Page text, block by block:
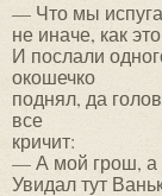
— Что мы
не иначе, как
И послали
окошечко
поднял, да
все
кричит:
— А мой грош, а
Увидал тут